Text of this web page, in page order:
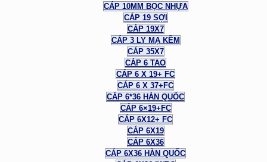
CÁP 10MM BỌC NHỰA
CÁP 19 SỢI
CÁP 19X7
CÁP 3 LY MẠ KẼM
CÁP 35X7
CÁP 6 TAO
CÁP 6 X 19+ FC
CÁP 6 X 37+FC
CÁP 6*36 HÀN QUỐC
CÁP 6×19+FC
CÁP 6X12+ FC
CÁP 6X19
CÁP 6X36
CÁP 6X36 HÀN QUỐC